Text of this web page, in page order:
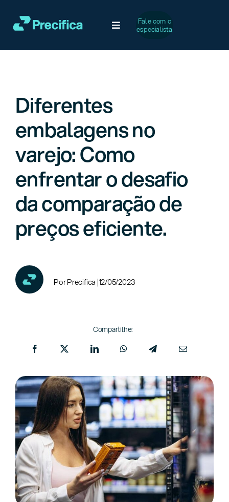
para
conteúdo
Toggle
Serviços
Casos de Sucesso
A Precifica
Conteúdo
Fale com o
especialista
Diferentes
embalagens no
varejo: Como
enfrentar o desafio
da comparação de
preços eficiente.
Por Precifica |12/05/2023
Compartilhe: